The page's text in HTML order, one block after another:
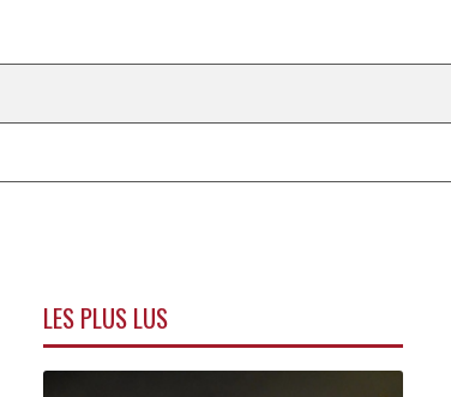
LES PLUS LUS